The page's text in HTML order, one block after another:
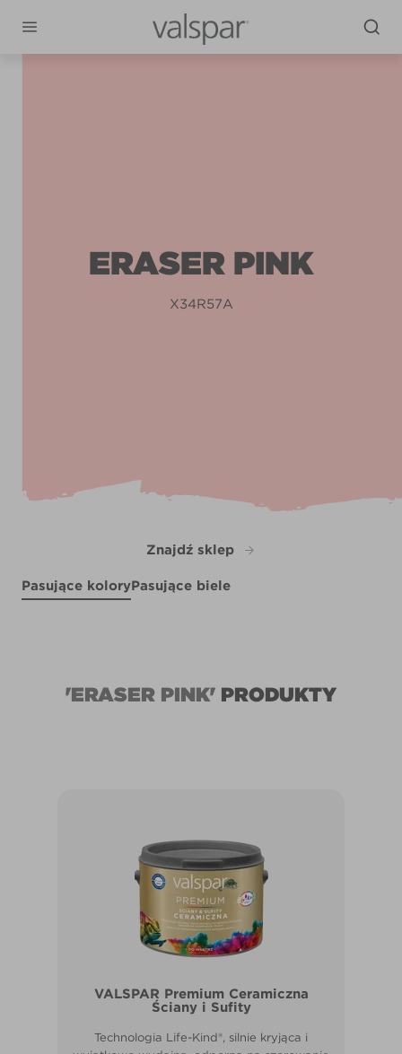
ERASER PINK
X34R57A
Znajdź sklep
Pasujące koloryPasujące biele
'ERASER PINK' PRODUKTY
VALSPAR Premium Ceramiczna
Ściany i Sufity
Technologia Life-Kind®, silnie kryjąca i